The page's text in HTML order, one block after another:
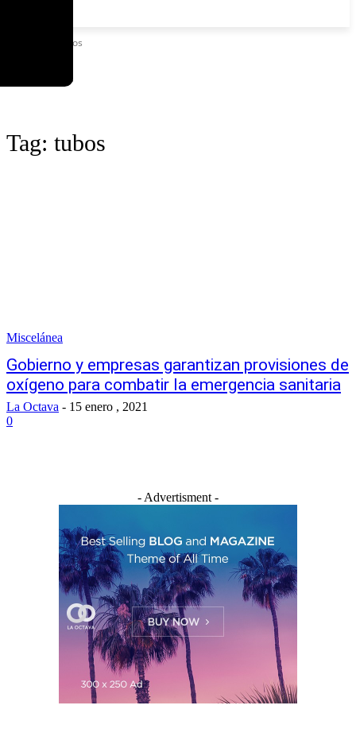
Tubos
Tag: tubos
Miscelánea
Gobierno y empresas garantizan provisiones de
oxígeno para combatir la emergencia sanitaria
La Octava - 15 enero , 2021
0
- Advertisment -